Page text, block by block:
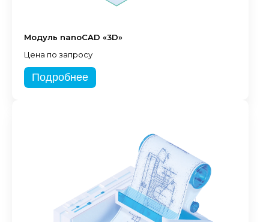
Модуль nanoCAD «3D»
Цена по запросу
Подробнее